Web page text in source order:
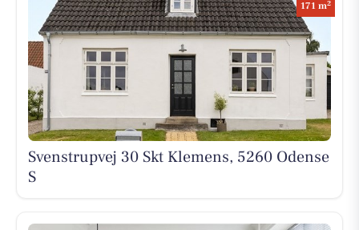
171 m2
Svenstrupvej 30 Skt Klemens, 5260 Odense
S